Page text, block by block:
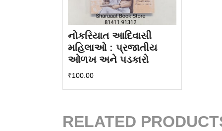
નોકરિયાત આદિવાસી
મહિલાઓ : પ્રજાતીય
ઓળખ અને પડકારો
₹100.00
RELATED